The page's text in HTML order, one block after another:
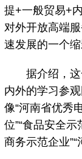
提+一般贸易+
对外开放高端
速发展的一个缩
据介绍，这
内外的学习参
像“河南省优秀
位”“食品安全
商务示范企业”“